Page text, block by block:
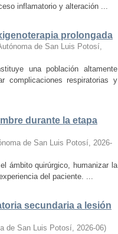
inflamatorio y alteración ...
prolongada
de San Luis Potosí,
una población altamente
complicaciones respiratorias y
durante la etapa
de San Luis Potosí, 2026-
ámbito quirúrgico, humanizar la
del paciente. ...
secundaria a lesión
de San Luis Potosí, 2026-06)